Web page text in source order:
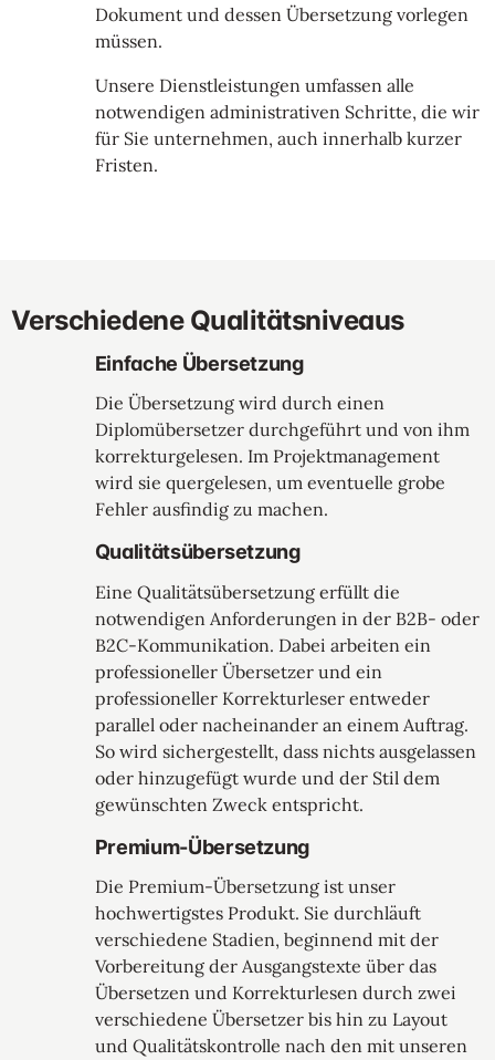
Dokument und dessen Übersetzung vorlegen
müssen.
Unsere Dienstleistungen umfassen alle
notwendigen administrativen Schritte, die wir
für Sie unternehmen, auch innerhalb kurzer
Fristen.
Verschiedene Qualitätsniveaus
Einfache Übersetzung
Die Übersetzung wird durch einen
Diplomübersetzer durchgeführt und von ihm
korrekturgelesen. Im Projektmanagement
wird sie quergelesen, um eventuelle grobe
Fehler ausfindig zu machen.
Qualitätsübersetzung
Eine Qualitätsübersetzung erfüllt die
notwendigen Anforderungen in der B2B- oder
B2C-Kommunikation. Dabei arbeiten ein
professioneller Übersetzer und ein
professioneller Korrekturleser entweder
parallel oder nacheinander an einem Auftrag.
So wird sichergestellt, dass nichts ausgelassen
oder hinzugefügt wurde und der Stil dem
gewünschten Zweck entspricht.
Premium-Übersetzung
Die Premium-Übersetzung ist unser
hochwertigstes Produkt. Sie durchläuft
verschiedene Stadien, beginnend mit der
Vorbereitung der Ausgangstexte über das
Übersetzen und Korrekturlesen durch zwei
verschiedene Übersetzer bis hin zu Layout
und Qualitätskontrolle nach den mit unseren